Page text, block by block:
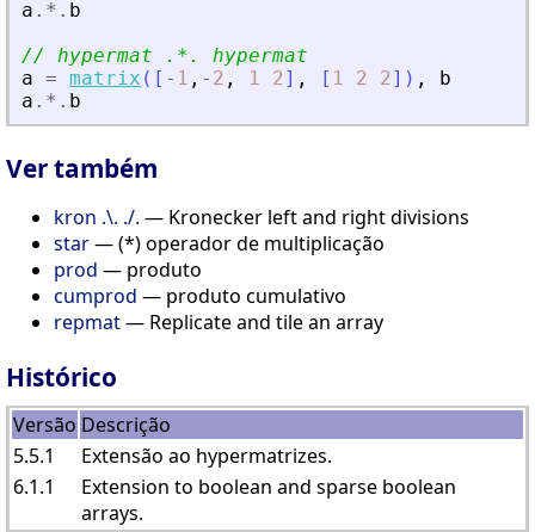
a .*. b
// hypermat .*. hypermat
a = matrix ( [ - 1 , - 2 , 1 2] , [ 1 2 2] ) ,
b
a .*. b
Ver também
kron .\. ./. — Kronecker left and right divisions
star— (*) operador de multiplicação
prod — produto
cumprod — produto cumulativo
repmat— Replicate and tile an array
Histórico
Versão Descrição
5.5.1
Extensão ao hypermatrizes.
6.1.1
Extension to boolean and sparse boolean
arrays.